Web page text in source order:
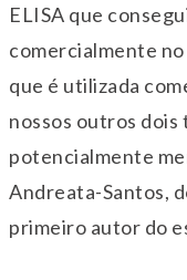
ELISA que
comercialmente
que é utilizada
nossos outros dois
potencialmente
Andreata-Santos,
primeiro autor do